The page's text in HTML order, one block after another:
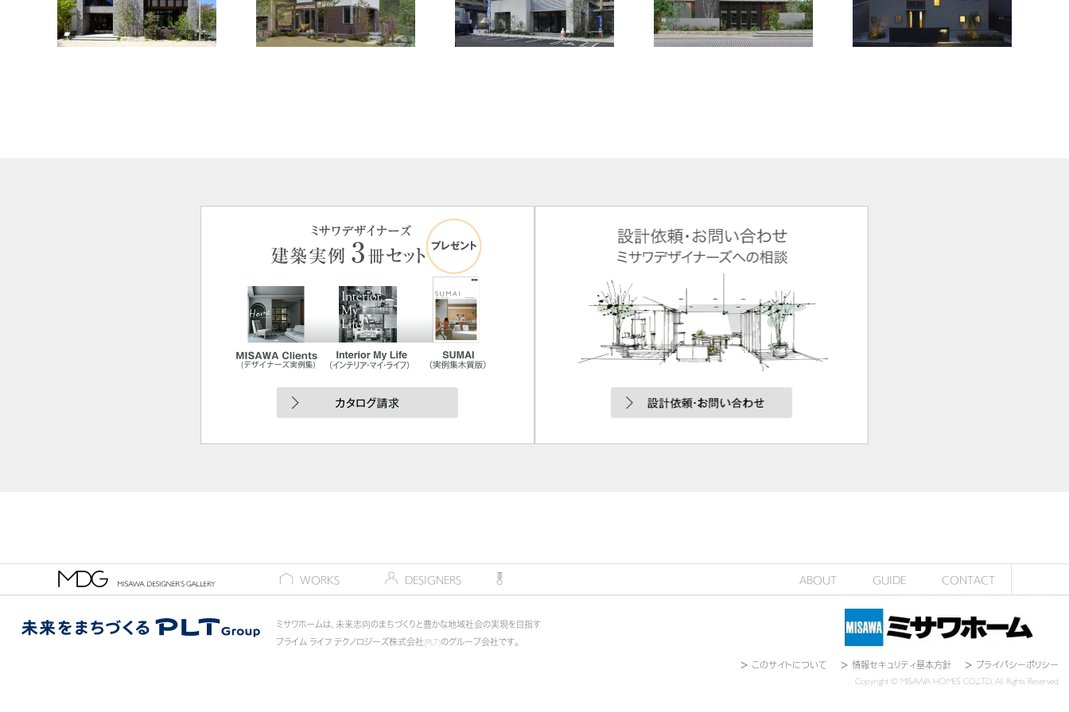
WORKS
ギャラリー DESIGNERS
デザイナー
コンペティション
ABOUT GUIDE CONTACT
ミサワホームは、未来志向のまちづくりと豊かな地域社会の実現を目指す
プライム ライフ テクノロジーズ株式会社(PLT)のグループ会社です。
＞ このサイトについて ＞ 情報セキュリティ基本方針 ＞ プライバシーポリシー
Copyright © MISAWA HOMES CO.,LTD. All Rights Reserved.